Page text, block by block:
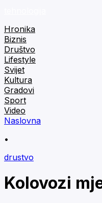
Hronika
Biznis
Društvo
Lifestyle
Svijet
Kultura
Gradovi
Sport
Video
Naslovna
•
drustvo
Kolovozi